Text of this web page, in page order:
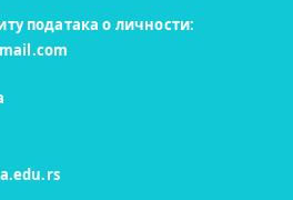
података о личности: